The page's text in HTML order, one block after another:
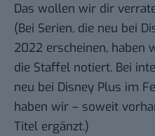
Das wollen wir dir
(Bei Serien, die neu bei
2022 erscheinen, haben
die Staffel notiert. Bei
neu bei Disney Plus im
haben wir – soweit
Titel ergänzt.)